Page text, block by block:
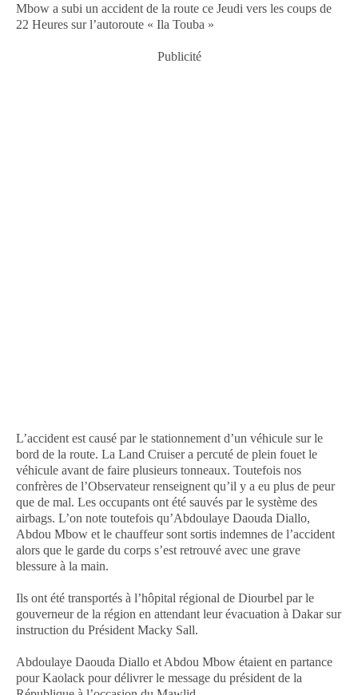
Mbow a subi un accident de la route ce Jeudi vers les coups de
22 Heures sur l’autoroute « Ila Touba »
Publicité
L’accident est causé par le stationnement d’un véhicule sur le
bord de la route. La Land Cruiser a percuté de plein fouet le
véhicule avant de faire plusieurs tonneaux. Toutefois nos
confrères de l’Observateur renseignent qu’il y a eu plus de peur
que de mal. Les occupants ont été sauvés par le système des
airbags. L’on note toutefois qu’Abdoulaye Daouda Diallo,
Abdou Mbow et le chauffeur sont sortis indemnes de l’accident
alors que le garde du corps s’est retrouvé avec une grave
blessure à la main.
Ils ont été transportés à l’hôpital régional de Diourbel par le
gouverneur de la région en attendant leur évacuation à Dakar sur
instruction du Président Macky Sall.
Abdoulaye Daouda Diallo et Abdou Mbow étaient en partance
pour Kaolack pour délivrer le message du président de la